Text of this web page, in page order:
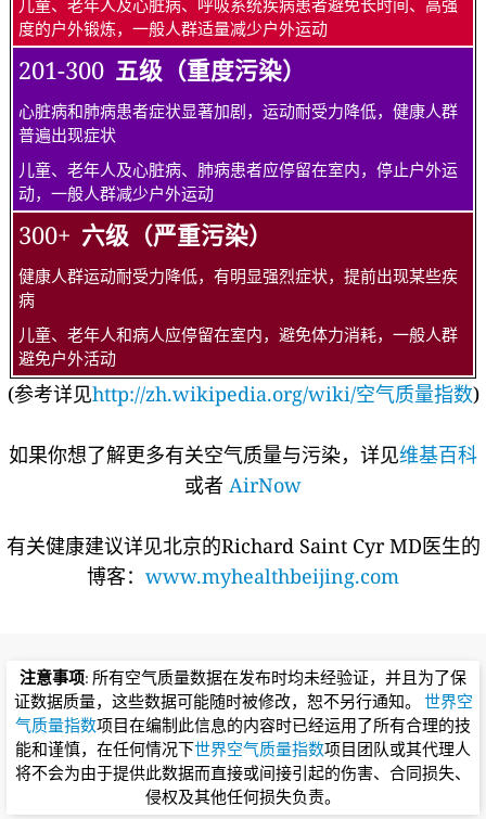
儿童、老年人及心脏病、呼吸系统疾病患者避免长时间、高强
度的户外锻炼，一般人群适量减少户外运动
201-300 五级（重度污染）
心脏病和肺病患者症状显著加剧，运动耐受力降低，健康人群
普遍出现症状
儿童、老年人及心脏病、肺病患者应停留在室内，停止户外运
动，一般人群减少户外运动
300+ 六级（严重污染）
健康人群运动耐受力降低，有明显强烈症状，提前出现某些疾
病
儿童、老年人和病人应停留在室内，避免体力消耗，一般人群
避免户外活动
(参考详见http://zh.wikipedia.org/wiki/空气质量指数)
如果你想了解更多有关空气质量与污染，详见维基百科
或者 AirNow
有关健康建议详见北京的Richard Saint Cyr MD医生的
博客： www.myhealthbeijing.com
注意事项: 所有空气质量数据在发布时均未经验证，并且为了保
证数据质量，这些数据可能随时被修改，恕不另行通知。 世界空
气质量指数项目在编制此信息的内容时已经运用了所有合理的技
能和谨慎，在任何情况下世界空气质量指数项目团队或其代理人
将不会为由于提供此数据而直接或间接引起的伤害、合同损失、
侵权及其他任何损失负责。